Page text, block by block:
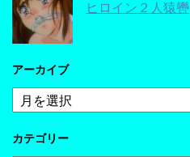
ヒロイン２人猿轡
アーカイブ
ア
ー
イ
カテゴリー